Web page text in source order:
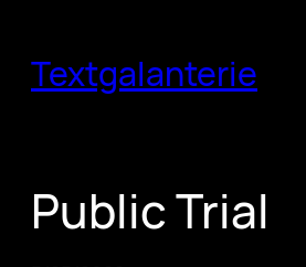
content
Textgalanterie
Public Trial